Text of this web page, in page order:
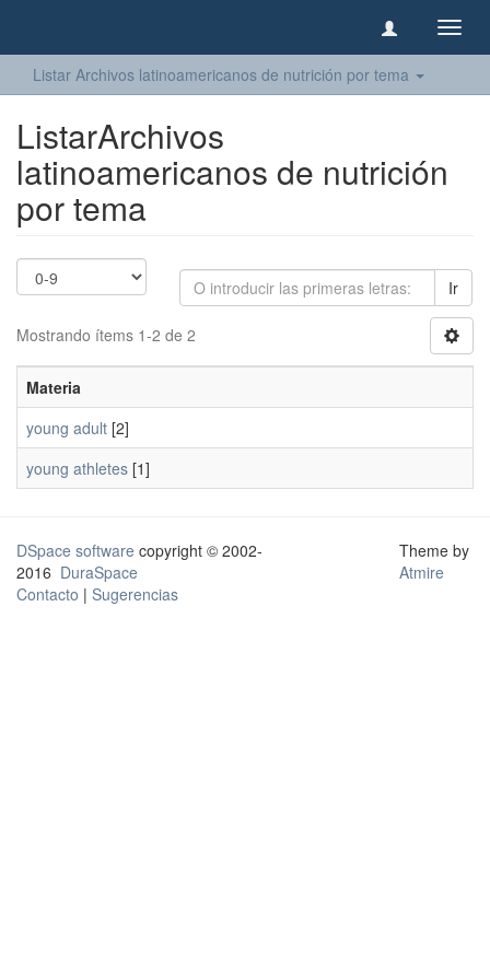
Listar Archivos latinoamericanos de nutrición por tema
ListarArchivos
latinoamericanos de nutrición
por tema
Ir
Mostrando ítems 1-2 de 2
Materia
young adult [2]
young athletes [1]
DSpace software copyright © 2002-
2016 DuraSpace
Contacto | Sugerencias
Theme by
Atmire